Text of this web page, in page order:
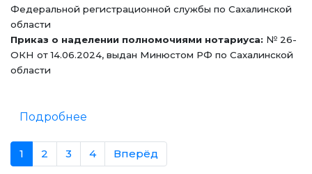
Федеральной регистрационной службы по Сахалинской
области
Приказ о наделении полномочиями нотариуса: № 26-
ОКН от 14.06.2024, выдан Минюстом РФ по Сахалинской
области
Подробнее
1 2 3 4 Вперёд